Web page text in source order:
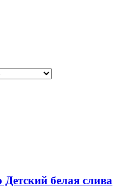
белая слива